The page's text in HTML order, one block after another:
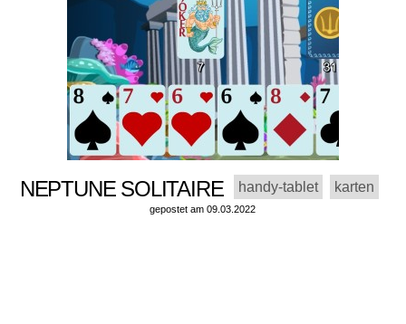
NEPTUNE SOLITAIRE handy-tablet karten
gepostet am 09.03.2022